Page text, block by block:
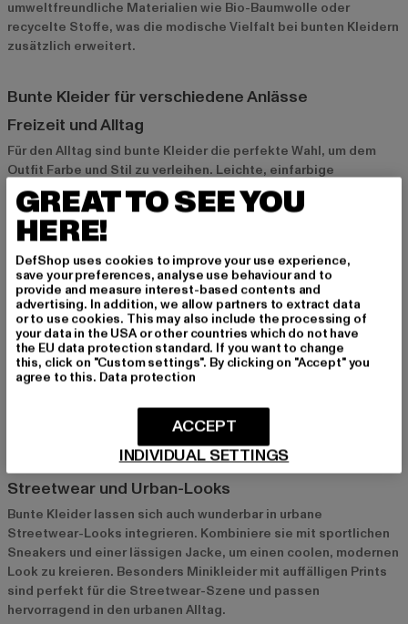
umweltfreundliche Materialien wie Bio-Baumwolle oder
recycelte Stoffe, was die modische Vielfalt bei bunten Kleidern
zusätzlich erweitert.
Bunte Kleider für verschiedene Anlässe
Freizeit und Alltag
Für den Alltag sind bunte Kleider die perfekte Wahl, um dem
Outfit Farbe und Stil zu verleihen. Leichte, einfarbige
Sommerkleider oder Modelle mit dezenten Mustern eignen
sich ideal für einen entspannten Look. Kombiniere sie mit
flachen Sandalen oder Sneakers, um bequem und stylisch durch
den Tag zu kommen.
Sommerfeste und Events
Auf Sommerfesten oder besonderen Events dürfen bunte
Kleider gerne auffälliger sein. Modelle mit floralen Prints,
leuchtenden Farben oder extravaganten Schnitten sind ideal,
um bei warmem Wetter stilvoll und frisch auszusehen.
Schmuck oder einer bunten Clutch wirst du zum Highlight jeder
Streetwear und Urban-Looks
Bunte Kleider lassen sich auch wunderbar in urbane
Streetwear-Looks integrieren. Kombiniere sie mit sportlichen
Sneakers und einer lässigen Jacke, um einen coolen, modernen
Look zu kreieren. Besonders Minikleider mit auffälligen Prints
sind perfekt für die Streetwear-Szene und passen
hervorragend in den urbanen Alltag.
GREAT TO SEE YOU
HERE!
DefShop uses cookies to improve your use experience,
save your preferences, analyse use behaviour and to
provide and measure interest-based contents and
advertising. In addition, we allow partners to extract data
or to use cookies. This may also include the processing of
your data in the USA or other countries which do not have
the EU data protection standard. If you want to change
this, click on "Custom settings". By clicking on "Accept" you
agree to this. Data protection
INDIVIDUAL SETTINGS
ACCEPT